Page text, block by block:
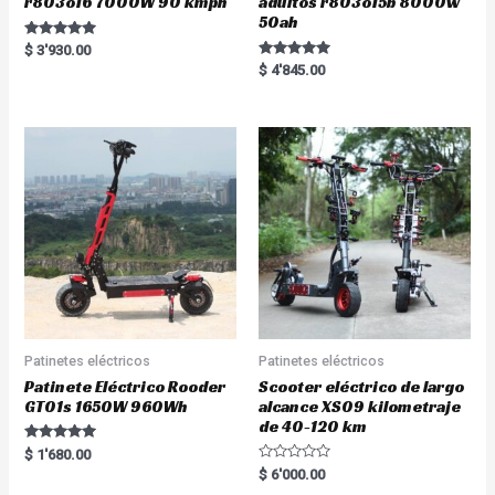
Rated
5.00
$ 3'930.00
50ah
Rated
5.00
$ 4'845.00
Patinetes eléctricos
Patinete Eléctrico Rooder
GT01s 1650W 960Wh
Rated
5.00
$ 1'680.00
Patinetes eléctricos
Scooter eléctrico de largo
alcance XS09 kilometraje
de 40-120 km
R
a
$ 6'000.00